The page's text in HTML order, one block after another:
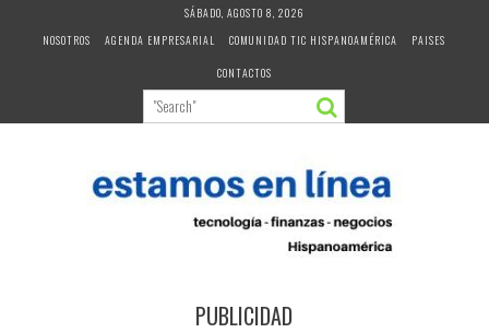
SÁBADO, AGOSTO 8, 2026
NOSOTROS
AGENDA EMPRESARIAL COMUNIDAD TIC HISPANOAMÉRICA
PAISES
CONTACTOS
PUBLICIDAD